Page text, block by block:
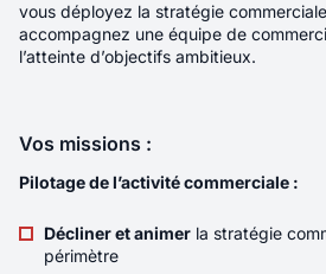
Sous la responsabilité directe
de A à Z : de la stratégie
opérations les plus complexes.
travaillerez en trinôme avec
fidèles ainsi que sur des
particulièrement stimulants.
vous déployez la stratégie
accompagnez une équipe de
l’atteinte d’objectifs ambitieux.
Vos missions :
Pilotage de l’activité commerciale :
Décliner et animer la stratégie
périmètre